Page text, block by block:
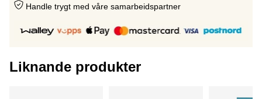
Handle trygt med våre samarbeidspartner
Liknande produkter